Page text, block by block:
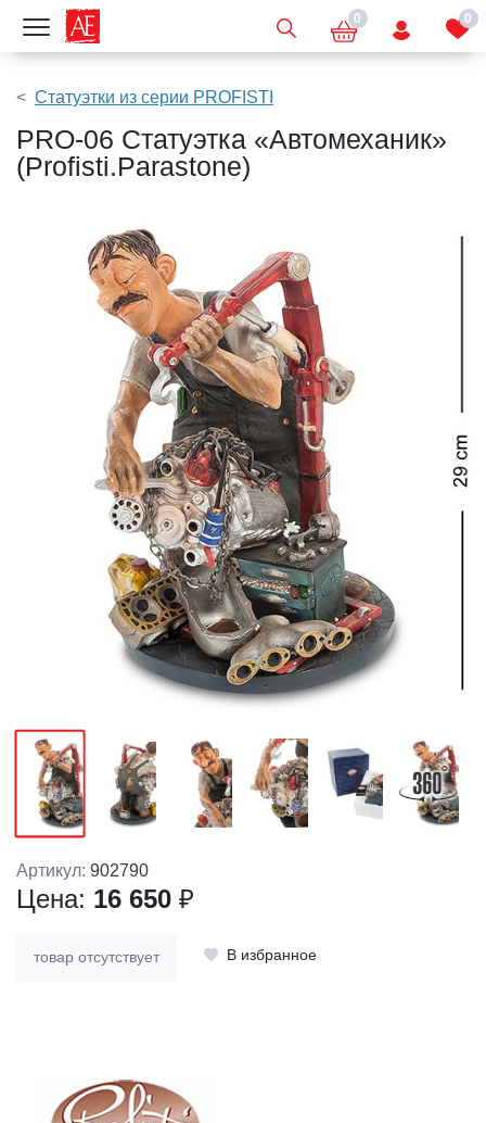
Показать меню 0 0
Статуэтки из серии PROFISTI
PRO-06 Статуэтка «Автомеханик»
(Profisti.Parastone)
Артикул: 902790
Цена: 16 650 ₽
товар отсутствует В избранное